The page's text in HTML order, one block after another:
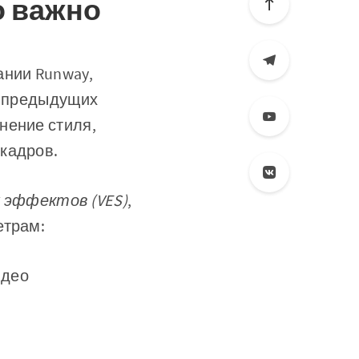
важно
Runway,
предыдущих
стиля,
(VES),